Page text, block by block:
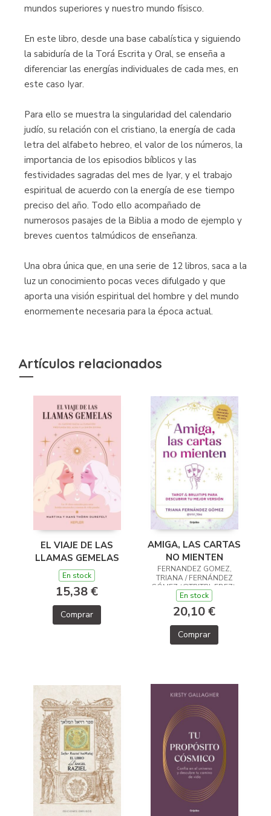
mundos superiores y nuestro mundo físisco.
En este libro, desde una base cabalística y siguiendo
la sabiduría de la Torá Escrita y Oral, se enseña a
diferenciar las energías individuales de cada mes, en
este caso Iyar.
Para ello se muestra la singularidad del calendario
judío, su relación con el cristiano, la energía de cada
letra del alfabeto hebreo, el valor de los números, la
importancia de los episodios bíblicos y las
festividades sagradas del mes de Iyar, y el trabajo
espiritual de acuerdo con la energía de ese tiempo
preciso del año. Todo ello acompañado de
numerosos pasajes de la Biblia a modo de ejemplo y
breves cuentos talmúdicos de enseñanza.
Una obra única que, en una serie de 12 libros, saca a la
luz un conocimiento pocas veces difulgado y que
aporta una visión espiritual del hombre y del mundo
enormemente necesaria para la época actual.
Artículos relacionados
EL VIAJE DE LAS
LLAMAS GEMELAS
En stock
15,38 €
Comprar
AMIGA, LAS CARTAS
NO MIENTEN
FERNANDEZ GOMEZ,
TRIANA / FERNÁNDEZ
GÓMEZ (@TRITRI_FDEZ),
TRIANA
En stock
20,10 €
Comprar